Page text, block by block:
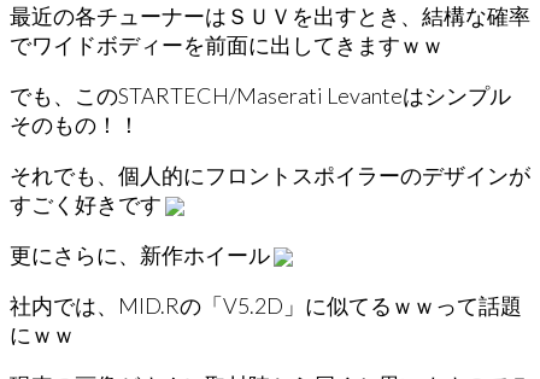
最近の各チューナーはＳＵＶを出すとき、結構な確率
でワイドボディーを前面に出してきますｗｗ
でも、このSTARTECH/Maserati Levanteはシンプル
そのもの！！
それでも、個人的にフロントスポイラーのデザインが
すごく好きです
更にさらに、新作ホイール
社内では、MID.Rの「V5.2D」に似てるｗｗって話題
にｗｗ